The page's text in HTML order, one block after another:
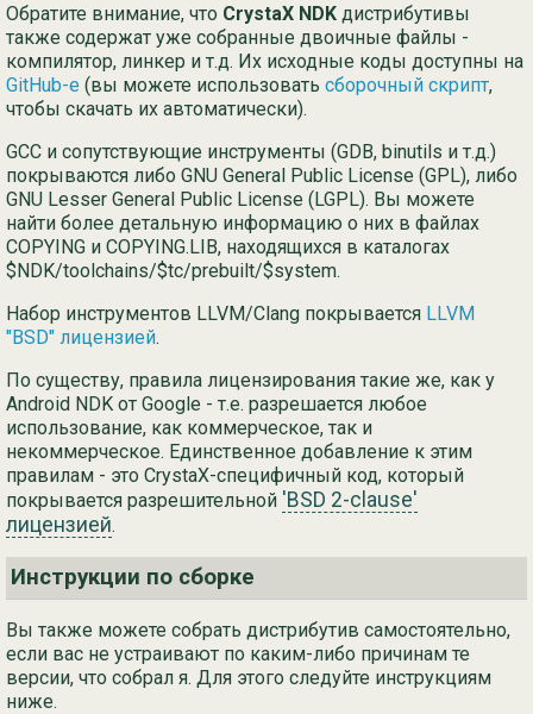
Обратите внимание, что CrystaX NDK дистрибутивы
также содержат уже собранные двоичные файлы -
компилятор, линкер и т.д. Их исходные коды доступны на
GitHub-е (вы можете использовать сборочный скрипт,
чтобы скачать их автоматически).
GCC и сопутствующие инструменты (GDB, binutils и т.д.)
покрываются либо GNU General Public License (GPL), либо
GNU Lesser General Public License (LGPL). Вы можете
найти более детальную информацию о них в файлах
COPYING и COPYING.LIB, находящихся в каталогах
$NDK/toolchains/$tc/prebuilt/$system.
Набор инструментов LLVM/Clang покрывается LLVM
"BSD" лицензией.
По существу, правила лицензирования такие же, как у
Android NDK от Google - т.е. разрешается любое
использование, как коммерческое, так и
некоммерческое. Единственное добавление к этим
правилам - это CrystaX-специфичный код, который
покрывается разрешительной 'BSD 2-clause'
лицензией.
Инструкции по сборке
Вы также можете собрать дистрибутив самостоятельно,
если вас не устраивают по каким-либо причинам те
версии, что собрал я. Для этого следуйте инструкциям
ниже.